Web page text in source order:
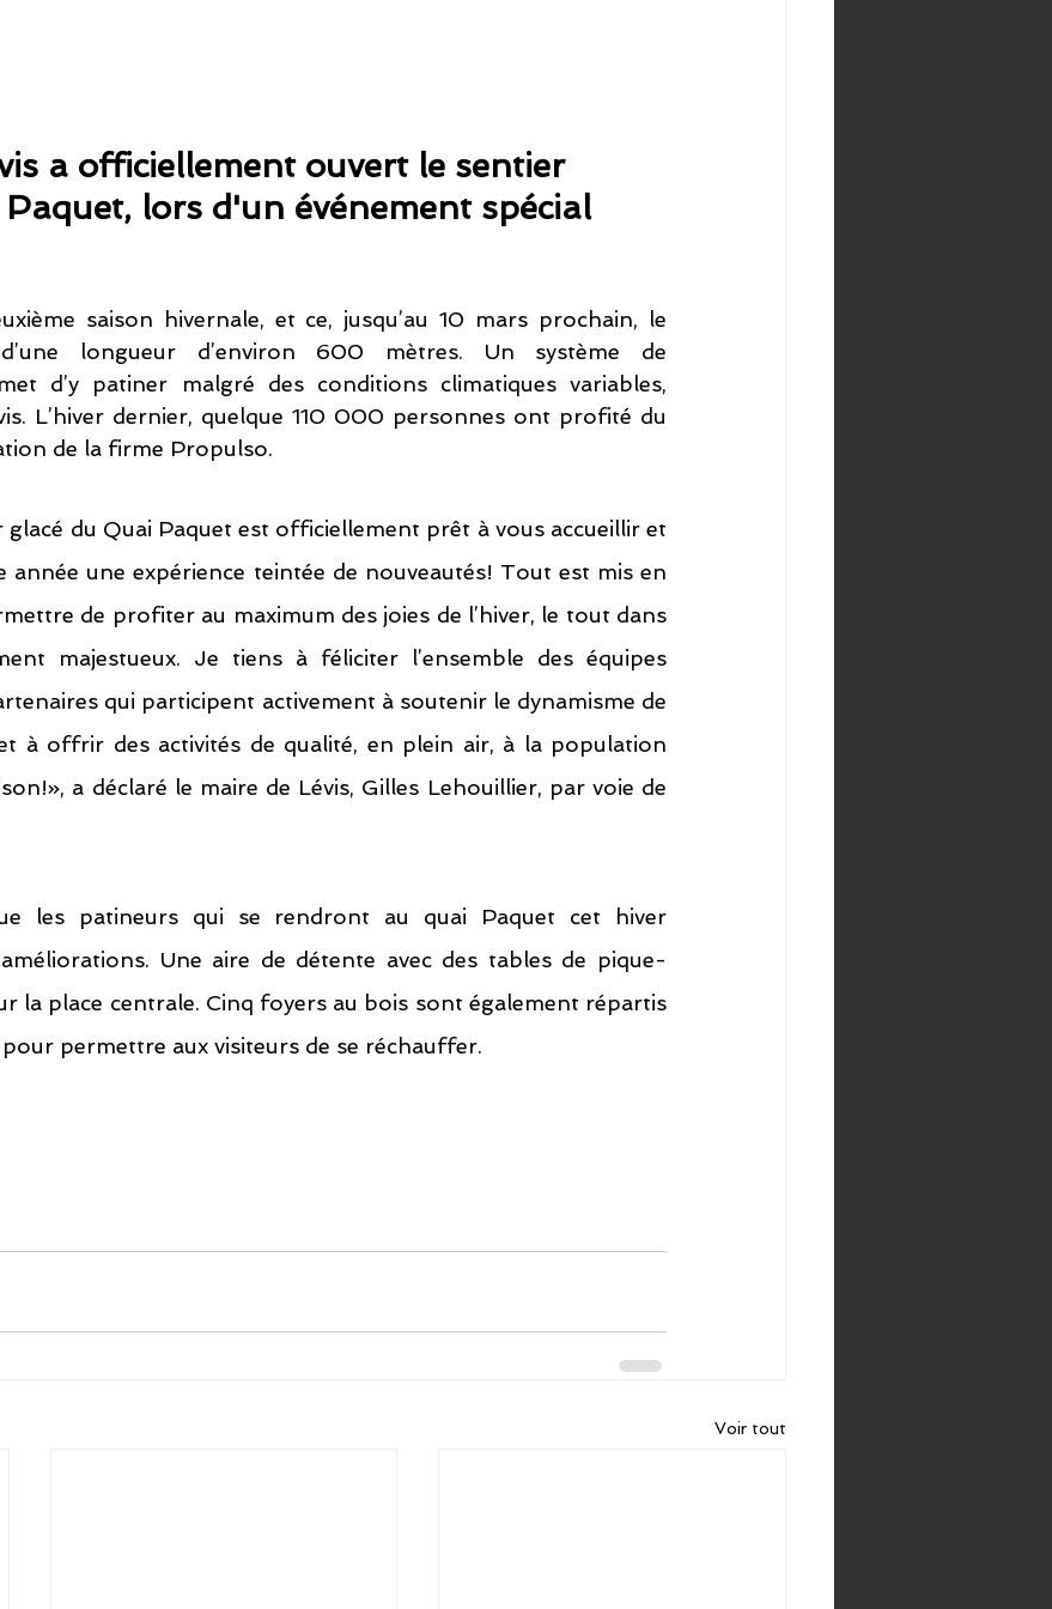
a officiellement ouvert le sentier
lors d'un événement spécial
saison hivernale, et ce, jusqu’au 10 mars prochain, le
longueur d’environ 600 mètres. Un système de
d’y patiner malgré des conditions climatiques variables,
L’hiver dernier, quelque 110 000 personnes ont profité du
de la firme Propulso.
glacé du Quai Paquet est officiellement prêt à vous accueillir et
année une expérience teintée de nouveautés! Tout est mis en
de profiter au maximum des joies de l’hiver, le tout dans
majestueux. Je tiens à féliciter l’ensemble des équipes
qui participent activement à soutenir le dynamisme de
à offrir des activités de qualité, en plein air, à la population
a déclaré le maire de Lévis, Gilles Lehouillier, par voie de
les patineurs qui se rendront au quai Paquet cet hiver
Une aire de détente avec des tables de pique-
la place centrale. Cinq foyers au bois sont également répartis
permettre aux visiteurs de se réchauffer.
Voir tout